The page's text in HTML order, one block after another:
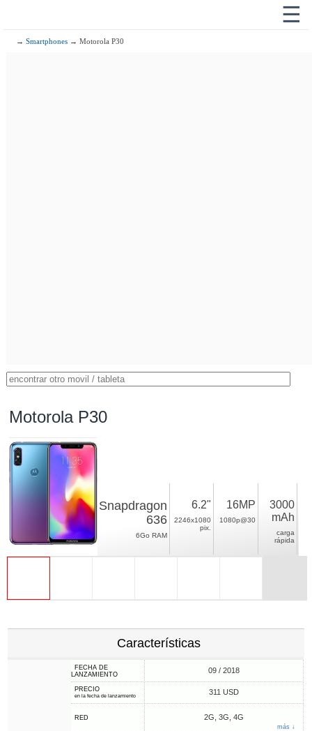
☰
→Smartphones → Motorola P30
Motorola P30
Snapdragon
636
6Go RAM
6.2"
2246x1080
pix.
16MP
1080p@30
3000
mAh
carga
rápida
Características
FECHA DE
LANZAMIENTO
09 / 2018
PRECIO
en la fecha de lanzamiento 311 USD
RED 2G, 3G, 4G
más ↓